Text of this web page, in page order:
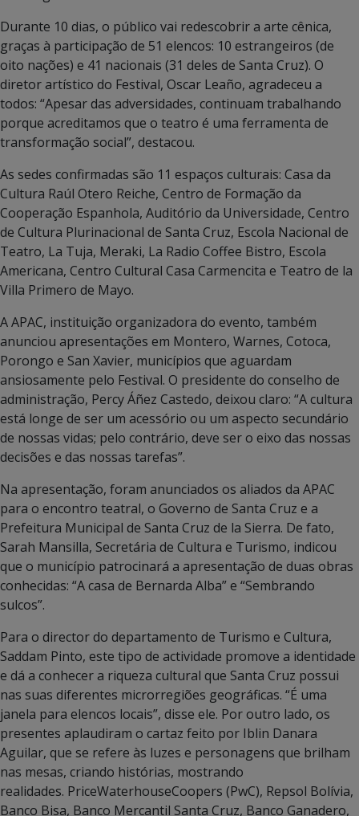
Durante 10 dias, o público vai redescobrir a arte cênica,
graças à participação de 51 elencos: 10 estrangeiros (de
oito nações) e 41 nacionais (31 deles de Santa Cruz). O
diretor artístico do Festival, Oscar Leaño, agradeceu a
todos: “Apesar das adversidades, continuam trabalhando
porque acreditamos que o teatro é uma ferramenta de
transformação social”, destacou.
As sedes confirmadas são 11 espaços culturais: Casa da
Cultura Raúl Otero Reiche, Centro de Formação da
Cooperação Espanhola, Auditório da Universidade, Centro
de Cultura Plurinacional de Santa Cruz, Escola Nacional de
Teatro, La Tuja, Meraki, La Radio Coffee Bistro, Escola
Americana, Centro Cultural Casa Carmencita e Teatro de la
Villa Primero de Mayo.
A APAC, instituição organizadora do evento, também
anunciou apresentações em Montero, Warnes, Cotoca,
Porongo e San Xavier, municípios que aguardam
ansiosamente pelo Festival. O presidente do conselho de
administração, Percy Áñez Castedo, deixou claro: “A cultura
está longe de ser um acessório ou um aspecto secundário
de nossas vidas; pelo contrário, deve ser o eixo das nossas
decisões e das nossas tarefas”.
Na apresentação, foram anunciados os aliados da APAC
para o encontro teatral, o Governo de Santa Cruz e a
Prefeitura Municipal de Santa Cruz de la Sierra. De fato,
Sarah Mansilla, Secretária de Cultura e Turismo, indicou
que o município patrocinará a apresentação de duas obras
conhecidas: “A casa de Bernarda Alba” e “Sembrando
sulcos”.
Para o director do departamento de Turismo e Cultura,
Saddam Pinto, este tipo de actividade promove a identidade
e dá a conhecer a riqueza cultural que Santa Cruz possui
nas suas diferentes microrregiões geográficas. “É uma
janela para elencos locais”, disse ele. Por outro lado, os
presentes aplaudiram o cartaz feito por Iblin Danara
Aguilar, que se refere às luzes e personagens que brilham
nas mesas, criando histórias, mostrando
realidades. PriceWaterhouseCoopers (PwC), Repsol Bolívia,
Banco Bisa, Banco Mercantil Santa Cruz, Banco Ganadero,